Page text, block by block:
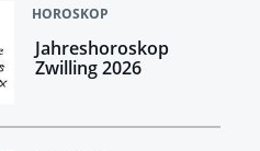
HOROSKOP
Jahreshoroskop
Zwilling 2026